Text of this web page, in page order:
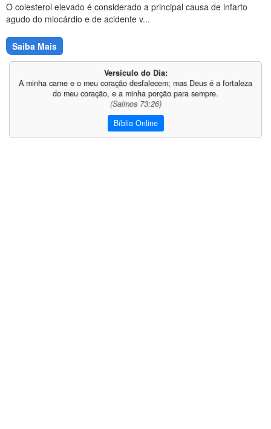
O colesterol elevado é considerado a principal causa de infarto
agudo do miocárdio e de acidente v...
Saiba Mais
Versículo do Dia:
A minha carne e o meu coração desfalecem; mas Deus é a fortaleza
do meu coração, e a minha porção para sempre.
(Salmos 73:26)
Bíblia Online